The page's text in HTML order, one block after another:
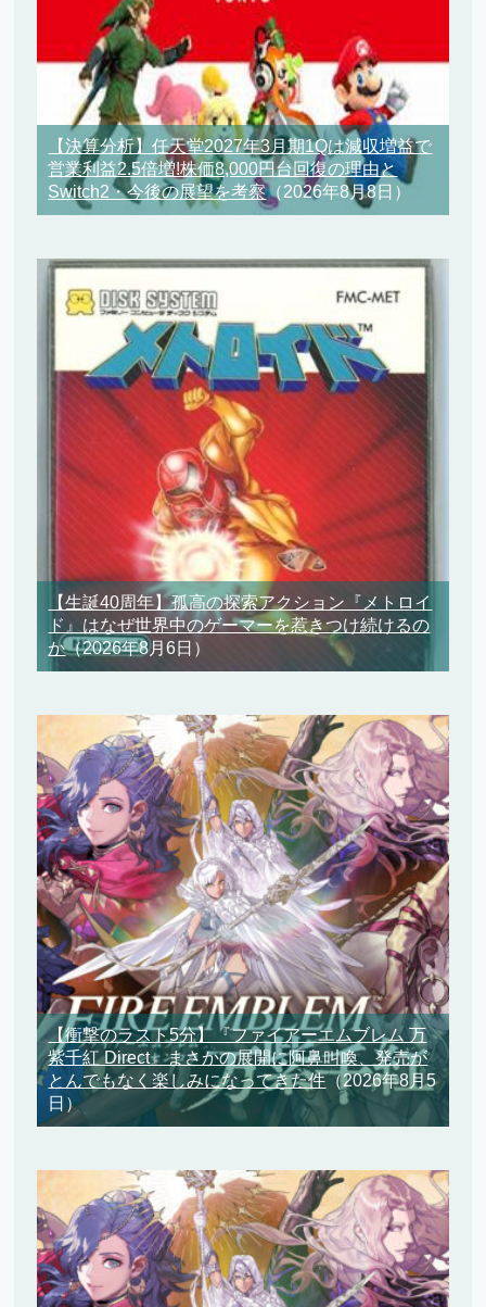
【決算分析】任天堂2027年3月期1Qは減収増益で
営業利益2.5倍増!株価8,000円台回復の理由と
Switch2・今後の展望を考察（2026年8月8日）
【生誕40周年】孤高の探索アクション『メトロイ
ド』はなぜ世界中のゲーマーを惹きつけ続けるの
か（2026年8月6日）
【衝撃のラスト5分】『ファイアーエムブレム 万
紫千紅 Direct』まさかの展開に阿鼻叫喚、発売が
とんでもなく楽しみになってきた件（2026年8月5
日）